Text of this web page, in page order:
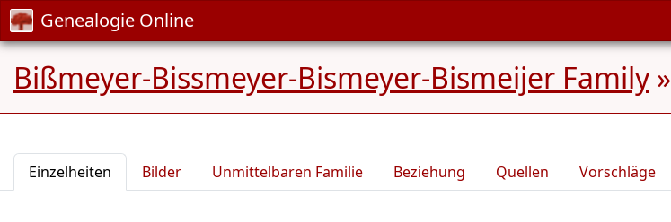
Genealogie Online
Bißmeyer-Bissmeyer-Bismeyer-Bismeijer Family»
Einzelheiten Bilder Unmittelbaren Familie Beziehung Quellen Vorschläge